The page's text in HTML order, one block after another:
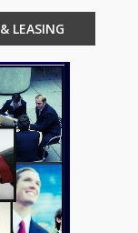
LEASING